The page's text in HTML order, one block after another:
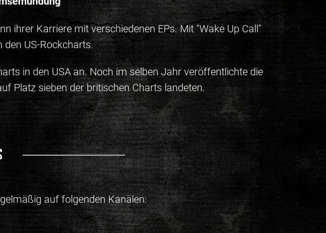
ihrer Karriere mit verschiedenen EPs. Mit "Wake Up Call"
den US-Rockcharts.
in den USA an. Noch im selben Jahr veröffentlichte die
Platz sieben der britischen Charts landeten.
auf folgenden Kanälen: